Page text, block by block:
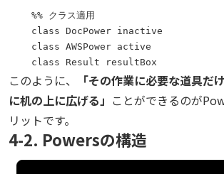
    %% クラス適用
    class DocPower inactive
    class AWSPower active
このように、
「その作業に必要な道具だ
に机の上に広げる」 ことができるのが
リットです。
4-2. Powersの構造